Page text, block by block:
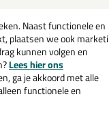
Acrylaat
acrylkit Ottoseal
en
Bestel de
= morgen in huis.
Naast functionele en
plaatsen we ook
kunnen volgen en
Lees hier ons
ga je akkoord met alle
functionele en